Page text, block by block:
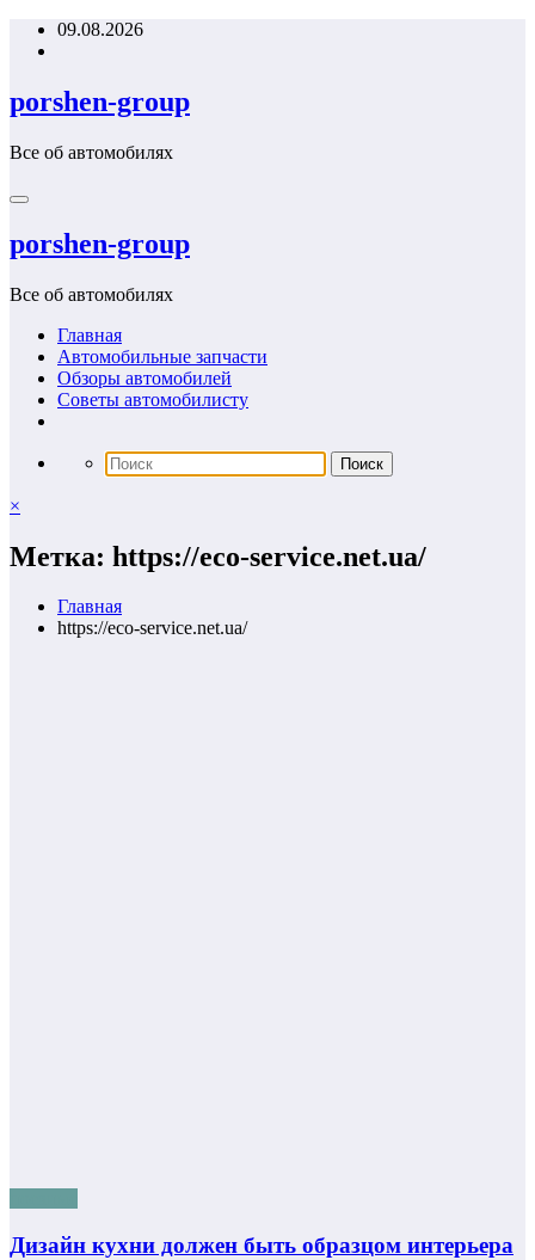
Перейти09.08.2026
porshen-group
Все об автомобилях
porshen-group
Все об автомобилях
Главная
Автомобильные запчасти
Обзоры автомобилей
Советы автомобилисту
×
Метка: https://eco-service.net.ua/
Главная
https://eco-service.net.ua/
Дизайн кухни должен быть образцом интерьера